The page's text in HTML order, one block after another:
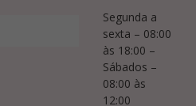
Segunda a
sexta – 08:00
às 18:00 –
Sábados –
08:00 às
12:00